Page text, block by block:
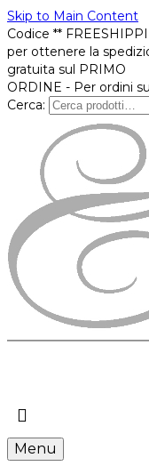
Skip to Main Content
Codice **
per ottenere la
gratuita sul PRIMO
ORDINE - Per ordini
Cerca:
Menu